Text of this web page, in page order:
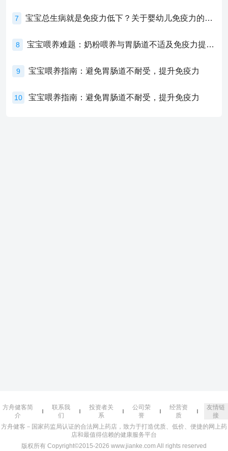
7 宝宝总生病就是免疫力低下？关于婴幼儿免疫力的真相，家长必须了解！
8 宝宝喂养难题：奶粉喂养与胃肠道不适及免疫力提升的奥秘
9 宝宝喂养指南：避免胃肠道不耐受，提升免疫力
10 宝宝喂养指南：避免胃肠道不耐受，提升免疫力
方舟健客简
介
联系我
们
投资者关
系
公司荣
誉
经营资
质
友情链
接
方舟健客－国家药监局认证的合法网上药店，致力于打造优质、低价、便捷的网上药
店和最值得信赖的健康服务平台
版权所有 Copyright©2015-2026 www.jianke.com All rights reserved